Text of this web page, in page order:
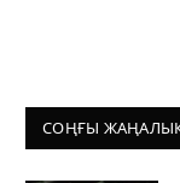
СОҢҒЫ